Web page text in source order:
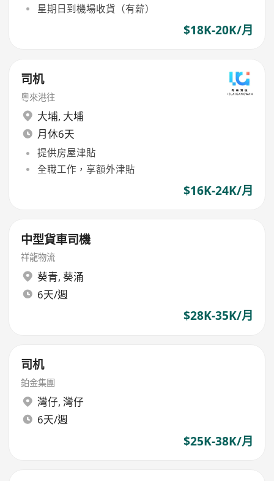
星期日到機場收貨（有薪）
$18K-20K/月
司机
粵來港往
大埔, 大埔
月休6天
提供房屋津貼
全職工作，享額外津貼
$16K-24K/月
中型貨車司機
祥龍物流
葵青, 葵涌
6天/週
$28K-35K/月
司机
鉑金集團
灣仔, 灣仔
6天/週
$25K-38K/月